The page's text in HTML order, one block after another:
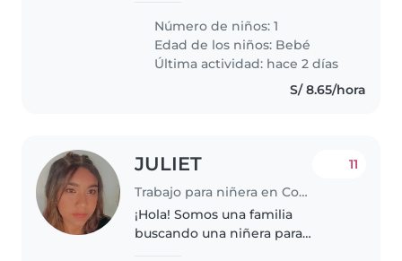
Número de niños: 1
Edad de los niños: Bebé
Última actividad: hace 2 días
S/ 8.65/hora
JULIET
Trabajo para niñera en Comas (Departamento de Lima)
11
¡Hola! Somos una familia
buscando una niñera para